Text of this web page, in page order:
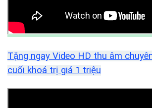
Tặng ngay Video HD thu âm
cuối khoá trị giá 1 triệu